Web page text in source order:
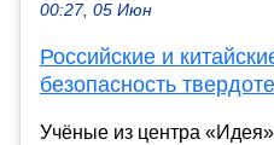
00:27, 05 Июн
Российские и
безопасность
Учёные из центра